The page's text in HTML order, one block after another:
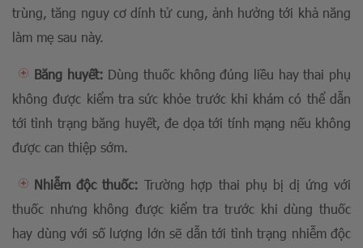
trùng, tăng nguy cơ dính tử cung, ảnh hưởng tới khả năng
làm mẹ sau này.
Băng huyết: Dùng thuốc không đúng liều hay thai phụ
không được kiểm tra sức khỏe trước khi khám có thể dẫn
tới tình trạng băng huyết, đe dọa tới tính mạng nếu không
được can thiệp sớm.
Nhiễm độc thuốc:Trường hợp thai phụ bị dị ứng với
thuốc nhưng không được kiểm tra trước khi dùng thuốc
hay dùng với số lượng lớn sẽ dẫn tới tình trạng nhiễm độc